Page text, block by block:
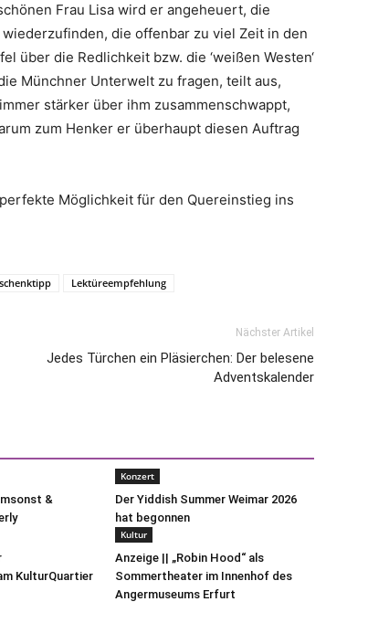
Frau Lisa wird er angeheuert, die
die offenbar zu viel Zeit in den
über die Redlichkeit bzw. die ‘weißen Westen‘
Münchner Unterwelt zu fragen, teilt aus,
stärker über ihm zusammenschwappt,
zum Henker er überhaupt diesen Auftrag
Möglichkeit für den Quereinstieg ins
Lektüreempfehlung
Nächster Artikel
Jedes Türchen ein Pläsierchen: Der belesene
Adventskalender
&
Konzert
Der Yiddish Summer Weimar 2026
hat begonnen
KulturQuartier
Kultur
Anzeige || „Robin Hood“ als
Sommertheater im Innenhof des
Angermuseums Erfurt